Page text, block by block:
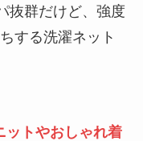
抜群だけど、強度
する洗濯ネット
ットやおしゃれ着